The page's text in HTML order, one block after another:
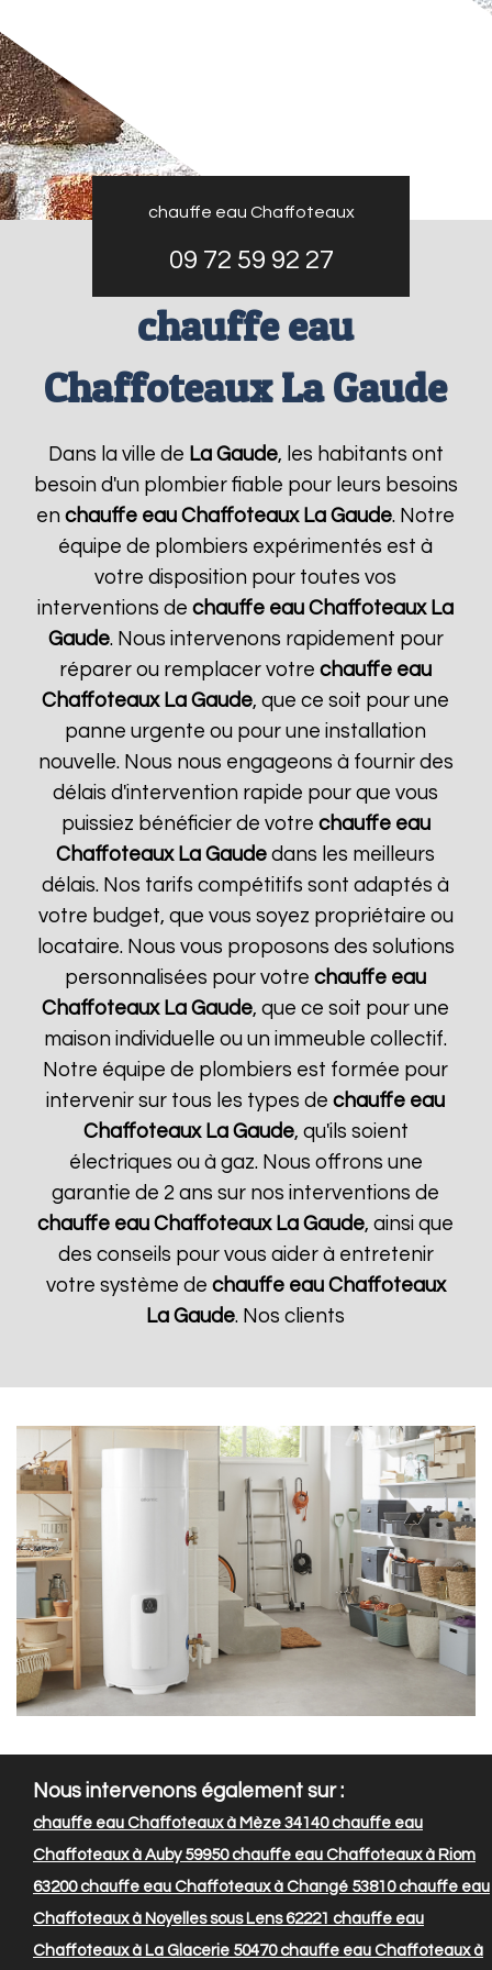
chauffe eau Chaffoteaux
09 72 59 92 27
chauffe eau
Chaffoteaux La Gaude
Dans la ville de La Gaude, les habitants ont
besoin d'un plombier fiable pour leurs besoins
enchauffe eau Chaffoteaux La Gaude. Notre
équipe de plombiers expérimentés est à
votre disposition pour toutes vos
interventions dechauffe eau Chaffoteaux La
Gaude. Nous intervenons rapidement pour
réparer ou remplacer votrechauffe eau
Chaffoteaux La Gaude, que ce soit pour une
panne urgente ou pour une installation
nouvelle. Nous nous engageons à fournir des
délais d'intervention rapide pour que vous
puissiez bénéficier de votre chauffe eau
Chaffoteaux La Gaude dans les meilleurs
délais. Nos tarifs compétitifs sont adaptés à
votre budget, que vous soyez propriétaire ou
locataire. Nous vous proposons des solutions
personnalisées pour votrechauffe eau
Chaffoteaux La Gaude, que ce soit pour une
maison individuelle ou un immeuble collectif.
Notre équipe de plombiers est formée pour
intervenir sur tous les types dechauffe eau
Chaffoteaux La Gaude, qu'ils soient
électriques ou à gaz. Nous offrons une
garantie de 2 ans sur nos interventions de
chauffe eau Chaffoteaux La Gaude, ainsi que
des conseils pour vous aider à entretenir
votre système de chauffe eau Chaffoteaux
La Gaude. Nos clients
Nous intervenons également sur :
chauffe eau Chaffoteaux à Mèze 34140chauffe eau
Chaffoteaux à Auby 59950chauffe eau Chaffoteaux à Riom
63200chauffe eau Chaffoteaux à Changé 53810chauffe eau
Chaffoteaux à Noyelles sous Lens 62221 chauffe eau
Chaffoteaux à La Glacerie 50470chauffe eau Chaffoteaux à